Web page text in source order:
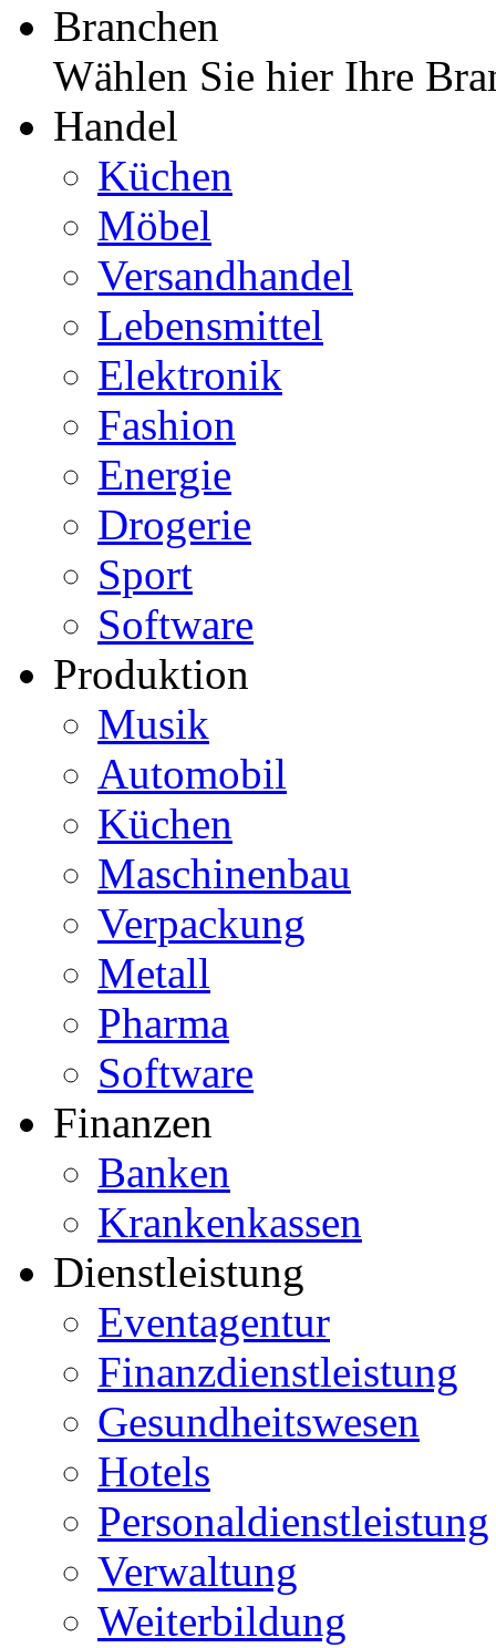
Branchen
Wählen Sie hier Ihre
Handel
Küchen
Möbel
Versandhandel
Lebensmittel
Elektronik
Fashion
Energie
Drogerie
Sport
Software
Produktion
Musik
Automobil
Küchen
Maschinenbau
Verpackung
Metall
Pharma
Software
Finanzen
Banken
Krankenkassen
Dienstleistung
Eventagentur
Finanzdienstleistung
Gesundheitswesen
Hotels
Personaldienstleistung
Verwaltung
Weiterbildung